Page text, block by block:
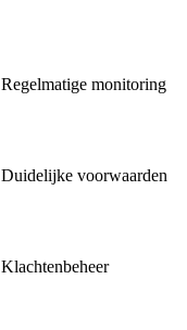
Regelmatige monitoring
Duidelijke voorwaarden
Klachtenbeheer